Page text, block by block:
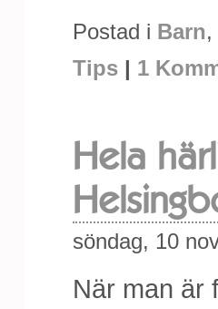
Postad i Barn,
Tips | 1
Hela
söndag, 10
När man är